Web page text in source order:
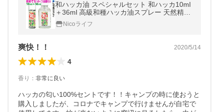
和ハッカ油 スペシャルセット 和ハッカ10ml
＋36ml 高級和種ハッカ油スプレー 天然精油
100%和種はっか油ハッカオイルミントオイ
ル北見ハッカ油マスクに YBB820
Nicoライフ
爽快！！ 2020/5/14
4
香り ： 非常に良い
ハッカの匂い100%セントです！！キャンプの時に使おうと
購入しましたが、コロナでキャンプで行けませんが自宅で